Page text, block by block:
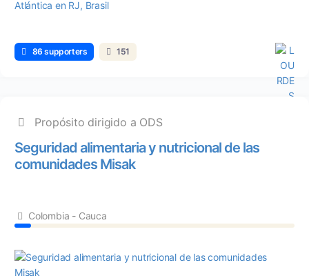
86 supporters 151
Propósito dirigido a ODS
Seguridad alimentaria y nutricional de las
comunidades Misak
Colombia - Cauca